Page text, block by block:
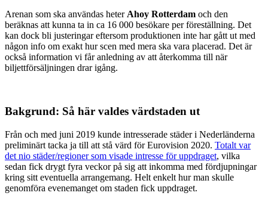
Arenan som ska användas heter Ahoy Rotterdam och den
beräknas att kunna ta in ca 16 000 besökare per föreställning. Det
kan dock bli justeringar eftersom produktionen inte har gått ut med
någon info om exakt hur scen med mera ska vara placerad. Det är
också information vi får anledning av att återkomma till när
biljettförsäljningen drar igång.
Bakgrund: Så här valdes värdstaden ut
Från och med juni 2019 kunde intresserade städer i Nederländerna
preliminärt tacka ja till att stå värd för Eurovision 2020. Totalt var
det nio städer/regioner som visade intresse för uppdraget, vilka
sedan fick drygt fyra veckor på sig att inkomma med fördjupningar
kring sitt eventuella arrangemang. Helt enkelt hur man skulle
genomföra evenemanget om staden fick uppdraget.